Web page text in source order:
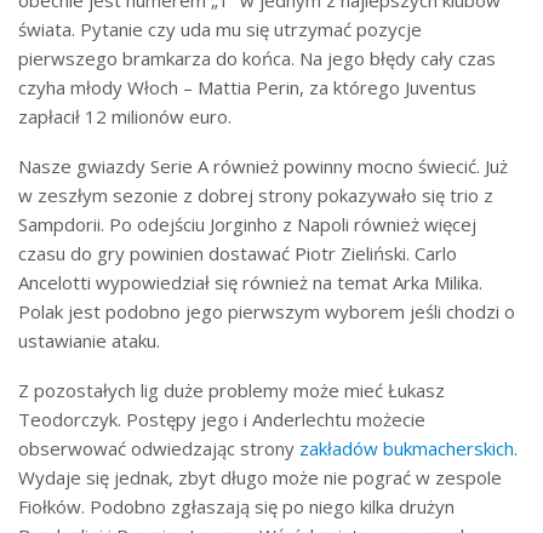
świata. Pytanie czy uda mu się utrzymać pozycje
pierwszego bramkarza do końca. Na jego błędy cały czas
czyha młody Włoch – Mattia Perin, za którego Juventus
zapłacił 12 milionów euro.
Nasze gwiazdy Serie A również powinny mocno świecić. Już
w zeszłym sezonie z dobrej strony pokazywało się trio z
Sampdorii. Po odejściu Jorginho z Napoli również więcej
czasu do gry powinien dostawać Piotr Zieliński. Carlo
Ancelotti wypowiedział się również na temat Arka Milika.
Polak jest podobno jego pierwszym wyborem jeśli chodzi o
ustawianie ataku.
Z pozostałych lig duże problemy może mieć Łukasz
Teodorczyk. Postępy jego i Anderlechtu możecie
obserwować odwiedzając strony zakładów bukmacherskich.
Wydaje się jednak, zbyt długo może nie pograć w zespole
Fiołków. Podobno zgłaszają się po niego kilka drużyn